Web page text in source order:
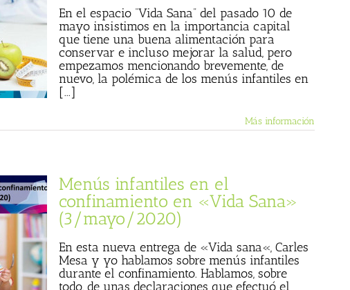
En el espacio “Vida Sana” del pasado 10 de
mayo insistimos en la importancia capital
que tiene una buena alimentación para
conservar e incluso mejorar la salud, pero
empezamos mencionando brevemente, de
nuevo, la polémica de los menús infantiles en
[...]
Más información
Menús infantiles en el
confinamiento en «Vida Sana»
(3/mayo/2020)
En esta nueva entrega de «Vida sana«, Carles
Mesa y yo hablamos sobre menús infantiles
durante el confinamiento. Hablamos, sobre
todo, de unas declaraciones que efectuó el